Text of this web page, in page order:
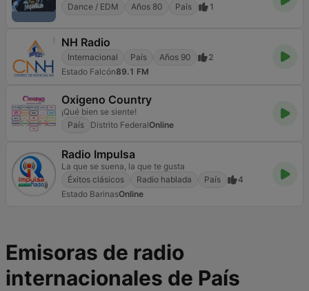
Dance / EDM Años 80 País 1
NH Radio
Internacional País Años 90
2
Estado Falcón89.1 FM
Oxigeno Country
¡Qué bien se siente!
País
Distrito FederalOnline
Radio Impulsa
La que se suena, la que te gusta
Éxitos clásicos
Radio hablada País
4
Estado BarinasOnline
Emisoras de radio
internacionales de País